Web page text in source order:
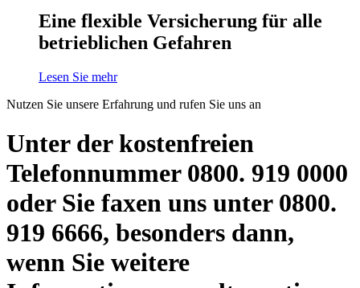
Eine flexible Versicherung für alle
betrieblichen Gefahren
Lesen Sie mehr
Nutzen Sie unsere Erfahrung und rufen Sie uns an
Unter der kostenfreien
Telefonnummer 0800. 919 0000
oder Sie faxen uns unter 0800.
919 6666, besonders dann,
wenn Sie weitere